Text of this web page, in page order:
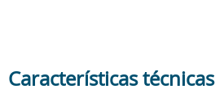
Características técnicas